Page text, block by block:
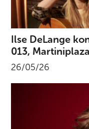
Ilse DeLange
013,
26/05/26